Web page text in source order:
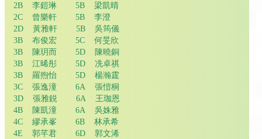
2B 李鎧琳 5B 梁凱晴
2C 曾樂軒 5B 李澄
2D 黃雅軒 5B 吳筠儀
3B 布俊宏 5C 何旻欣
3B 陳玥而 5D 陳曉銅
3B 江晞彤 5D 冼卓祺
3B 羅煦怡 5D 楊瀚霆
3C 張逸潼 6A 張愷桐
3D 張雅鋭 6A 王珈恩
4B 陳凱潼 6A 吳姝雅
4C 繆承峯 6B 林承希
4E 郭芊君 6D 郭文浠